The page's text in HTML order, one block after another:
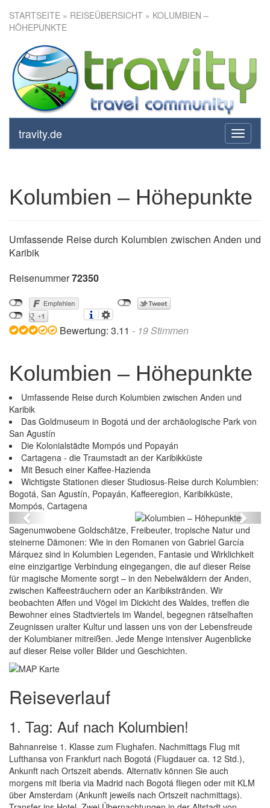
STARTSEITE » REISEÜBERSICHT » KOLUMBIEN –
HÖHEPUNKTE
toggle
travity.de
Kolumbien – Höhepunkte
Kolumbien – Höhepunkte
Umfassende Reise durch Kolumbien zwischen Anden und
Karibik
Reisenummer72350
Bewertung: 3.11 - 19Stimmen
Kolumbien – Höhepunkte
Umfassende Reise durch Kolumbien zwischen Anden und
Karibik
Das Goldmuseum in Bogotá und der archäologische Park von
San Agustín
Die Kolonialstädte Mompós und Popayán
Cartagena - die Traumstadt an der Karibikküste
Mit Besuch einer Kaffee-Hazienda
Wichtigste Stationen dieser Studiosus-Reise durch Kolumbien:
Bogotá, San Agustín, Popayán, Kaffeeregion, Karibikküste,
Mompós, Cartagena
Kolumbien – Höhepunkte
Previous Next
Sagenumwobene Goldschätze, Freibeuter, tropische Natur und
steinerne Dämonen: Wie in den Romanen von Gabriel García
Márquez sind in Kolumbien Legenden, Fantasie und Wirklichkeit
eine einzigartige Verbindung eingegangen, die auf dieser Reise
für magische Momente sorgt – in den Nebelwäldern der Anden,
zwischen Kaffeesträuchern oder an Karibikstränden. Wir
beobachten Affen und Vögel im Dickicht des Waldes, treffen die
Bewohner eines Stadtviertels im Wandel, begegnen rätselhaften
Zeugnissen uralter Kultur und lassen uns von der Lebensfreude
der Kolumbianer mitreißen. Jede Menge intensiver Augenblicke
auf dieser Reise voller Bilder und Geschichten.
Reiseverlauf
1. Tag: Auf nach Kolumbien!
Bahnanreise 1. Klasse zum Flughafen. Nachmittags Flug mit
Lufthansa von Frankfurt nach Bogotá (Flugdauer ca. 12 Std.),
Ankunft nach Ortszeit abends. Alternativ können Sie auch
morgens mit Iberia via Madrid nach Bogotá fliegen oder mit KLM
über Amsterdam (Ankunft jeweils nach Ortszeit nachmittags).